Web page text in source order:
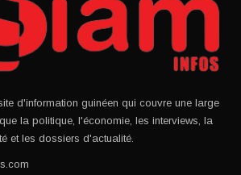
d'information guinéen qui couvre une large
la politique, l'économie, les interviews, la
et les dossiers d'actualité.